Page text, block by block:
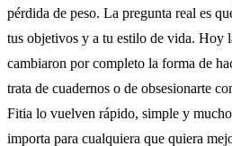
pérdida de peso. La pregunta real es
tus objetivos y a tu estilo de vida. Hoy
cambiaron por completo la forma de
trata de cuadernos o de obsesionarte
Fitia lo vuelven rápido, simple y
importa para cualquiera que quiera